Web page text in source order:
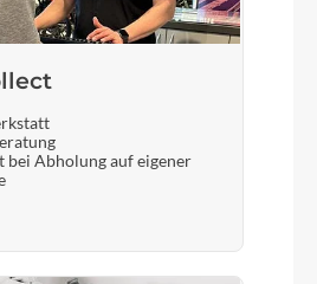
bei Abholung auf eigener